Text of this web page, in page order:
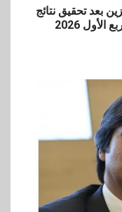
بعد تحقيق نتائج
2026